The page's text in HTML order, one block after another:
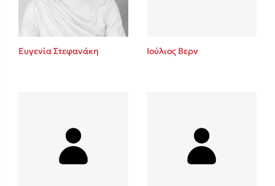
Ευγενία Στεφανάκη Ιούλιος Βερν